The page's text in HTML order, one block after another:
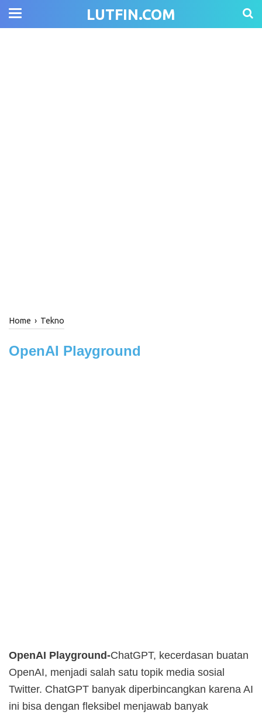
LUTFIN.COM
Home › Tekno
OpenAI Playground
OpenAI Playground-ChatGPT, kecerdasan buatan
OpenAI, menjadi salah satu topik media sosial
Twitter. ChatGPT banyak diperbincangkan karena AI
ini bisa dengan fleksibel menjawab banyak